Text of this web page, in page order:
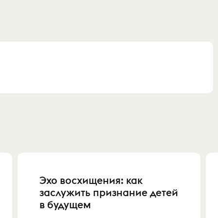
Эхо восхищения: как
заслужить признание детей
в будущем